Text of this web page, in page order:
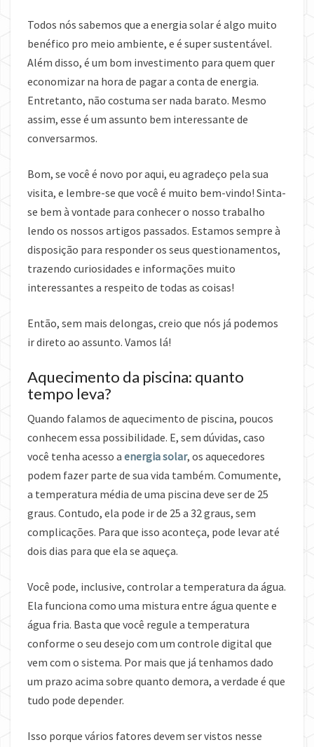
Todos nós sabemos que a energia solar é algo muito
benéfico pro meio ambiente, e é super sustentável.
Além disso, é um bom investimento para quem quer
economizar na hora de pagar a conta de energia.
Entretanto, não costuma ser nada barato. Mesmo
assim, esse é um assunto bem interessante de
conversarmos.
Bom, se você é novo por aqui, eu agradeço pela sua
visita, e lembre-se que você é muito bem-vindo! Sinta-
se bem à vontade para conhecer o nosso trabalho
lendo os nossos artigos passados. Estamos sempre à
disposição para responder os seus questionamentos,
trazendo curiosidades e informações muito
interessantes a respeito de todas as coisas!
Então, sem mais delongas, creio que nós já podemos
ir direto ao assunto. Vamos lá!
Aquecimento da piscina: quanto
tempo leva?
Quando falamos de aquecimento de piscina, poucos
conhecem essa possibilidade. E, sem dúvidas, caso
você tenha acesso a energia solar, os aquecedores
podem fazer parte de sua vida também. Comumente,
a temperatura média de uma piscina deve ser de 25
graus. Contudo, ela pode ir de 25 a 32 graus, sem
complicações. Para que isso aconteça, pode levar até
dois dias para que ela se aqueça.
Você pode, inclusive, controlar a temperatura da água.
Ela funciona como uma mistura entre água quente e
água fria. Basta que você regule a temperatura
conforme o seu desejo com um controle digital que
vem com o sistema. Por mais que já tenhamos dado
um prazo acima sobre quanto demora, a verdade é que
tudo pode depender.
Isso porque vários fatores devem ser vistos nesse